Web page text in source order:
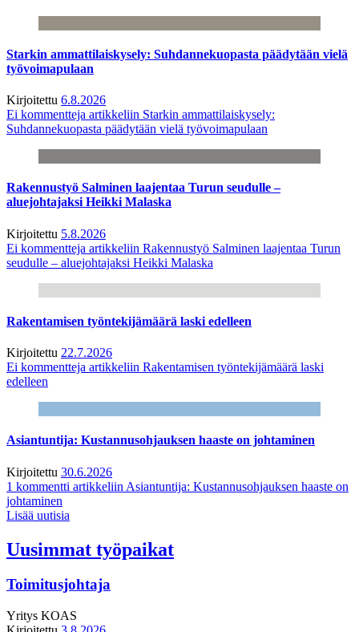
Starkin ammattilaiskysely: Suhdannekuopasta päädytään vielä
työvoimapulaan
Kirjoitettu 6.8.2026
Ei kommentteja artikkeliin Starkin ammattilaiskysely:
Suhdannekuopasta päädytään vielä työvoimapulaan
Rakennustyö Salminen laajentaa Turun seudulle –
aluejohtajaksi Heikki Malaska
Kirjoitettu 5.8.2026
Ei kommentteja artikkeliin Rakennustyö Salminen laajentaa Turun
seudulle – aluejohtajaksi Heikki Malaska
Rakentamisen työntekijämäärä laski edelleen
Kirjoitettu 22.7.2026
Ei kommentteja artikkeliin Rakentamisen työntekijämäärä laski
edelleen
Asiantuntija: Kustannusohjauksen haaste on johtaminen
Kirjoitettu 30.6.2026
1 kommentti artikkeliin Asiantuntija: Kustannusohjauksen haaste on
johtaminen
Lisää uutisia
Uusimmat työpaikat
Toimitusjohtaja
Yritys KOAS